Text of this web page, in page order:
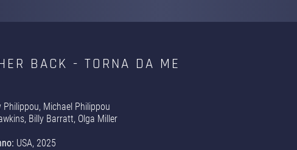
BACK - TORNA DA ME
Philippou, Michael Philippou
Billy Barratt, Olga Miller
USA, 2025